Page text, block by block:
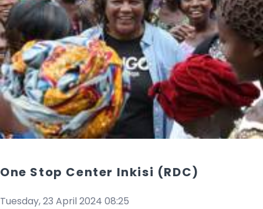
One Stop Center Inkisi (RDC)
Tuesday, 23 April 2024 08:25